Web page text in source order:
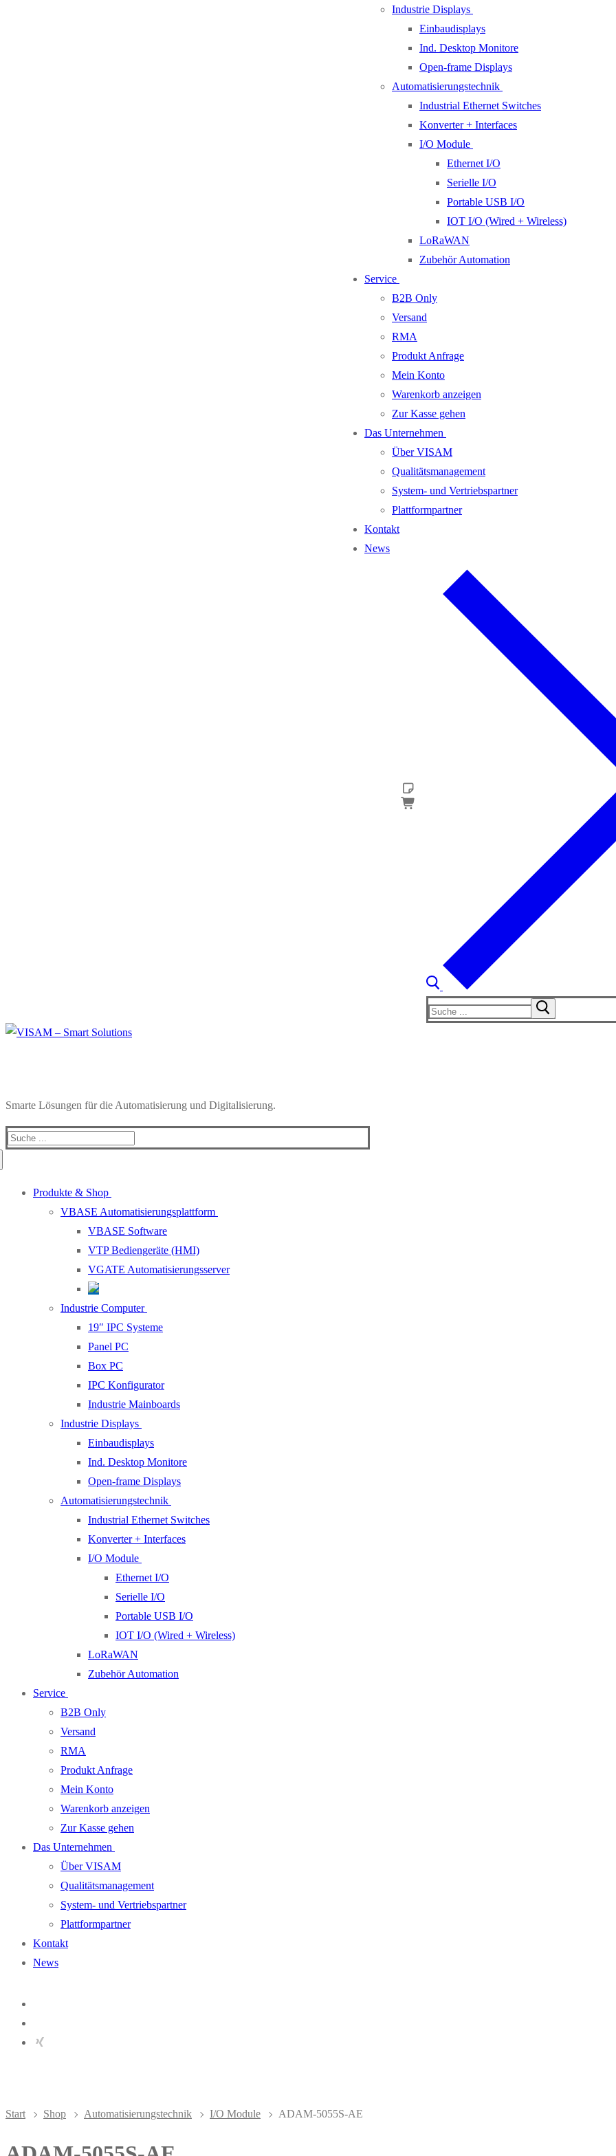
Industrie Displays
Einbaudisplays
Ind. Desktop Monitore
Open-frame Displays
Automatisierungstechnik
Industrial Ethernet Switches
Konverter + Interfaces
I/O Module
Ethernet I/O
Serielle I/O
Portable USB I/O
IOT I/O (Wired + Wireless)
LoRaWAN
Zubehör Automation
Service
B2B Only
Versand
RMA
Produkt Anfrage
Mein Konto
Warenkorb anzeigen
Zur Kasse gehen
Das Unternehmen
Über VISAM
Qualitätsmanagement
System- und Vertriebspartner
Plattformpartner
Kontakt
News
Smarte Lösungen für die Automatisierung und Digitalisierung.
Produkte & Shop
VBASE Automatisierungsplattform
VBASE Software
VTP Bediengeräte (HMI)
VGATE Automatisierungsserver
Industrie Computer
19″ IPC Systeme
Panel PC
Box PC
IPC Konfigurator
Industrie Mainboards
Industrie Displays
Einbaudisplays
Ind. Desktop Monitore
Open-frame Displays
Automatisierungstechnik
Industrial Ethernet Switches
Konverter + Interfaces
I/O Module
Ethernet I/O
Serielle I/O
Portable USB I/O
IOT I/O (Wired + Wireless)
LoRaWAN
Zubehör Automation
Service
B2B Only
Versand
RMA
Produkt Anfrage
Mein Konto
Warenkorb anzeigen
Zur Kasse gehen
Das Unternehmen
Über VISAM
Qualitätsmanagement
System- und Vertriebspartner
Plattformpartner
Kontakt
News
Start Shop Automatisierungstechnik I/O Module ADAM-5055S-AE